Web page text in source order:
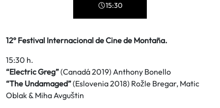
15:30
12º Festival Internacional de Cine de Montaña.
15:30 h.
“Electric Greg”(Canadá 2019) Anthony Bonello
“The Undamaged”(Eslovenia 2018) Rožle Bregar, Matic
Oblak & Miha Avguštin